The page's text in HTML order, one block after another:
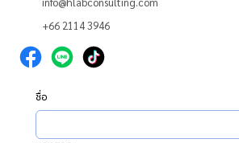
+66 2114 3946
ชื่อ